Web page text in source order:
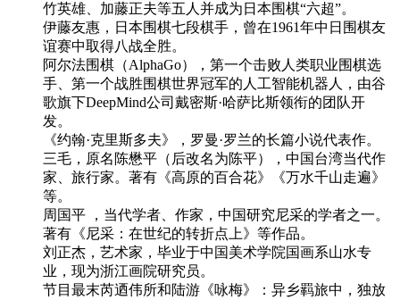
竹英雄、加藤正夫等五人并成为日本围棋“六超”。
伊藤友惠，日本围棋七段棋手，曾在1961年中日围棋友
谊赛中取得八战全胜。
阿尔法围棋（AlphaGo），第一个击败人类职业围棋选
手、第一个战胜围棋世界冠军的人工智能机器人，由谷
歌旗下DeepMind公司戴密斯·哈萨比斯领衔的团队开
发。
《约翰·克里斯多夫》，罗曼·罗兰的长篇小说代表作。
三毛，原名陈懋平（后改名为陈平），中国台湾当代作
家、旅行家。著有《高原的百合花》《万水千山走遍》
等。
周国平 ，当代学者、作家，中国研究尼采的学者之一。
著有《尼采：在世纪的转折点上》等作品。
刘正杰，艺术家，毕业于中国美术学院国画系山水专
业，现为浙江画院研究员。
节目最末芮迺伟所和陆游《咏梅》：异乡羁旅中，独放